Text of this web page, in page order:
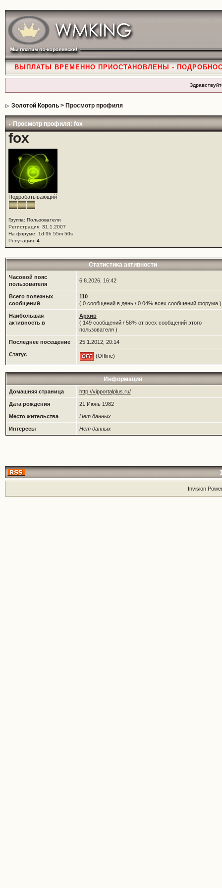
ВЫПЛАТЫ ВРЕМЕННО ПРИОСТАНОВЛЕНЫ -
Золотой Король> Просмотр профиля
Просмотр профиля: fox
fox
Подрабатывающий
Группа: Пользователи
Регистрация: 31.1.2007
На форуме: 1d 9h 55m 50s
Репутация: 4
Статистика активности
Часовой пояс
пользователя
6.8.2026, 16:42
Всего полезных
сообщений
110
( 0 сообщений в день / 0.04% всех сообщений форума )
Наибольшая
активность в
Архив
( 149 сообщений / 58% от всех сообщений этого
пользователя )
Последнее посещение 25.1.2012, 20:14
Статус (Offline)
Информация
Домашняя страница http://vipportalplus.ru/
Дата рождения 21 Июнь 1982
Место жительства Нет данных
Интересы Нет данных
Invision